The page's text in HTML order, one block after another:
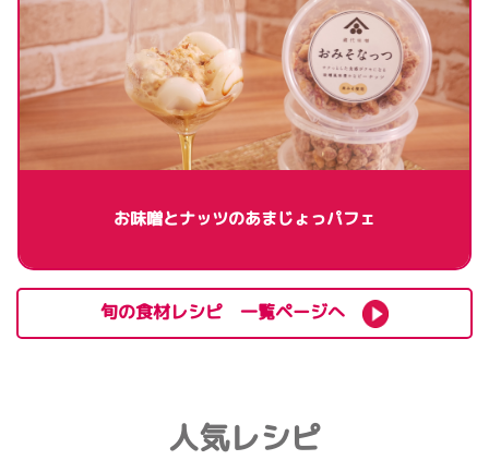
お味噌とナッツのあまじょっパフェ
旬の食材レシピ 一覧ページへ
人気レシピ